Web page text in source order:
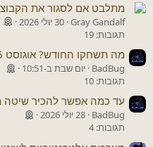
מתלבט אם לסגור את
Gray Gandalf 30 יולי 2026
תגובות: 19
מה תשחקו החודש? אוגוסט 2026
BadBug יום שבת ב-10:51
תגובות: 10
עד כמה אפשר להכיר שיטה
BadBug 28 יולי 2026
תגובות: 4